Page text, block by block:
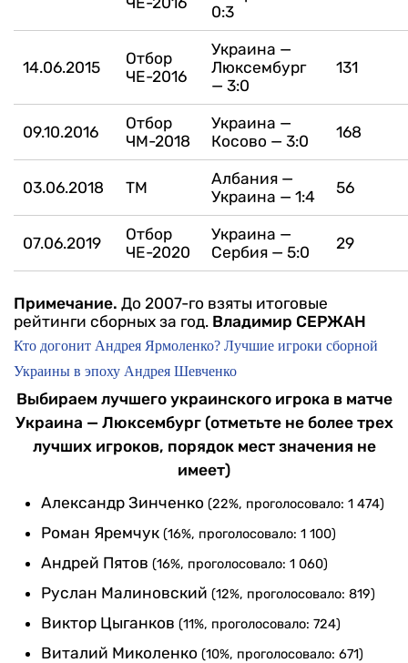
0:3
14.06.2015
Отбор
ЧЕ-2016
Украина —
Люксембург
— 3:0
131
09.10.2016
Отбор
ЧМ-2018
Украина —
Косово — 3:0
168
03.06.2018 ТМ
Албания —
Украина — 1:4
56
07.06.2019
Отбор
ЧЕ-2020
Украина —
Сербия — 5:0
29
Примечание. До 2007-го взяты итоговые
рейтинги сборных за год. Владимир СЕРЖАН
Кто догонит Андрея Ярмоленко? Лучшие игроки сборной
Украины в эпоху Андрея Шевченко
Выбираем лучшего украинского игрока в матче
Украина — Люксембург (отметьте не более трех
лучших игроков, порядок мест значения не
имеет)
Александр Зинченко (22%, проголосовало: 1 474)
Роман Яремчук (16%, проголосовало: 1 100)
Андрей Пятов (16%, проголосовало: 1 060)
Руслан Малиновский (12%, проголосовало: 819)
Виктор Цыганков (11%, проголосовало: 724)
Виталий Миколенко (10%, проголосовало: 671)